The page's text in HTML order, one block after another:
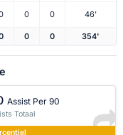
0 0 46'
0 0 354'
Assist Per 90
Totaal